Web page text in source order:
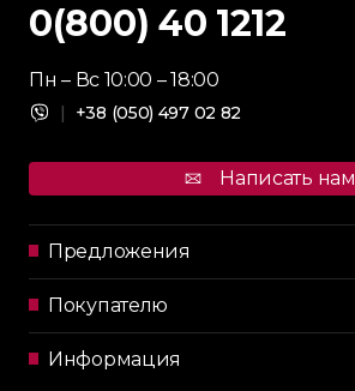
0(800) 40 1212
Пн – Вс 10:00 – 18:00
| +38 (050) 497 02 82
Написать нам
Предложения
Покупателю
Информация